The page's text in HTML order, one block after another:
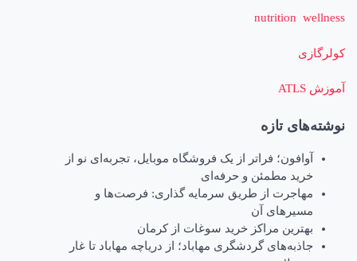
nutrition wellness
کولرگازی
آموزش ATLS
نوشته‌های تازه
آوافون؛ فراتر از یک فروشگاه موبایل، تجربه‌ای نو از
خرید مطمئن و حرفه‌ای
مهاجرت از طریق سرمایه گذاری: فرصت‌ها و
مسیرهای آن
بهترین مراکز خرید سوغات از کرمان
جاذبه‌های گردشگری مهاباد؛ از دریاچه مهاباد تا غار